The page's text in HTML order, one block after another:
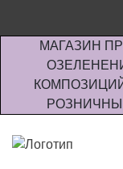
МАГАЗИН